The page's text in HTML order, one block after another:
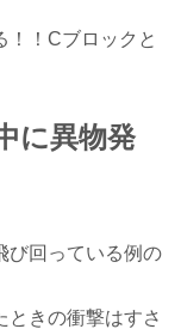
！！Cブロックと
に異物発
び回っている例の
ときの衝撃はすさ